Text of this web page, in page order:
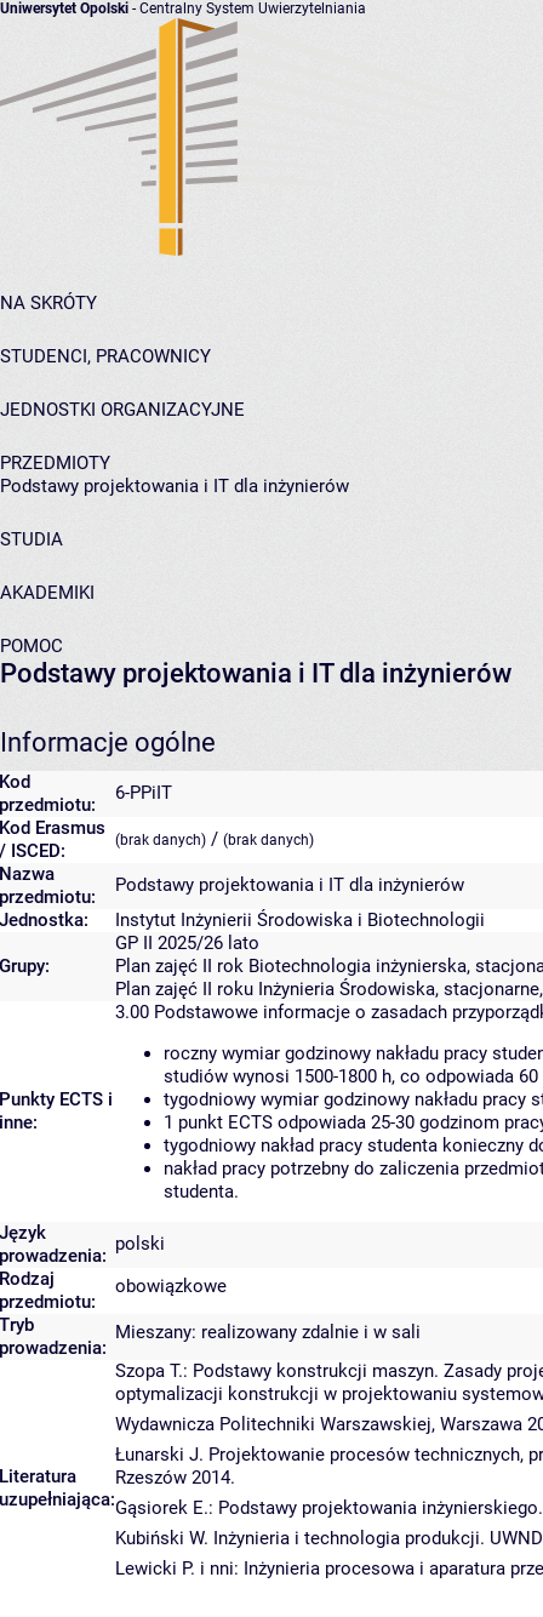
Uniwersytet Opolski - Centralny System Uwierzytelniania
NA SKRÓTY
STUDENCI, PRACOWNICY
JEDNOSTKI ORGANIZACYJNE
PRZEDMIOTY
Podstawy projektowania i IT dla inżynierów
STUDIA
AKADEMIKI
POMOC
Podstawy projektowania i IT dla inżynierów
Informacje ogólne
Kod
przedmiotu:
6-PPiIT
Kod Erasmus
/ ISCED:
(brak danych) / (brak danych)
Nazwa
przedmiotu:
Podstawy projektowania i IT dla inżynierów
Jednostka:
Instytut Inżynierii Środowiska i Biotechnologii
Grupy:
GP II 2025/26 lato
Plan zajęć II rok Biotechnologia inżynierska,
Plan zajęć II roku Inżynieria Środowiska,
Punkty ECTS i
inne:
3.00 Podstawowe informacje o zasadach
roczny wymiar godzinowy nakładu pracy
studiów wynosi 1500-1800 h, co odpowiada 60
tygodniowy wymiar godzinowy nakładu pracy
1 punkt ECTS odpowiada 25-30 godzinom
tygodniowy nakład pracy studenta konieczny
nakład pracy potrzebny do zaliczenia
studenta.
Język
prowadzenia:
polski
Rodzaj
przedmiotu:
obowiązkowe
Tryb
prowadzenia:
Mieszany: realizowany zdalnie i w sali
Literatura
uzupełniająca:
Szopa T.: Podstawy konstrukcji maszyn. Zasady
optymalizacji konstrukcji w projektowaniu
Wydawnicza Politechniki Warszawskiej, Warszawa
Łunarski J. Projektowanie procesów technicznych,
Rzeszów 2014.
Gąsiorek E.: Podstawy projektowania
Kubiński W. Inżynieria i technologia produkcji.
Lewicki P. i nni: Inżynieria procesowa i aparatura